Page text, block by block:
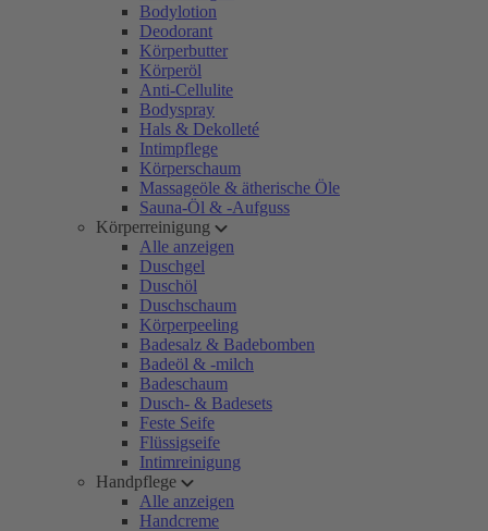
Bodylotion
Deodorant
Körperbutter
Körperöl
Anti-Cellulite
Bodyspray
Hals & Dekolleté
Intimpflege
Körperschaum
Massageöle & ätherische Öle
Sauna-Öl & -Aufguss
Körperreinigung
Alle anzeigen
Duschgel
Duschöl
Duschschaum
Körperpeeling
Badesalz & Badebomben
Badeöl & -milch
Badeschaum
Dusch- & Badesets
Feste Seife
Flüssigseife
Intimreinigung
Handpflege
Alle anzeigen
Handcreme